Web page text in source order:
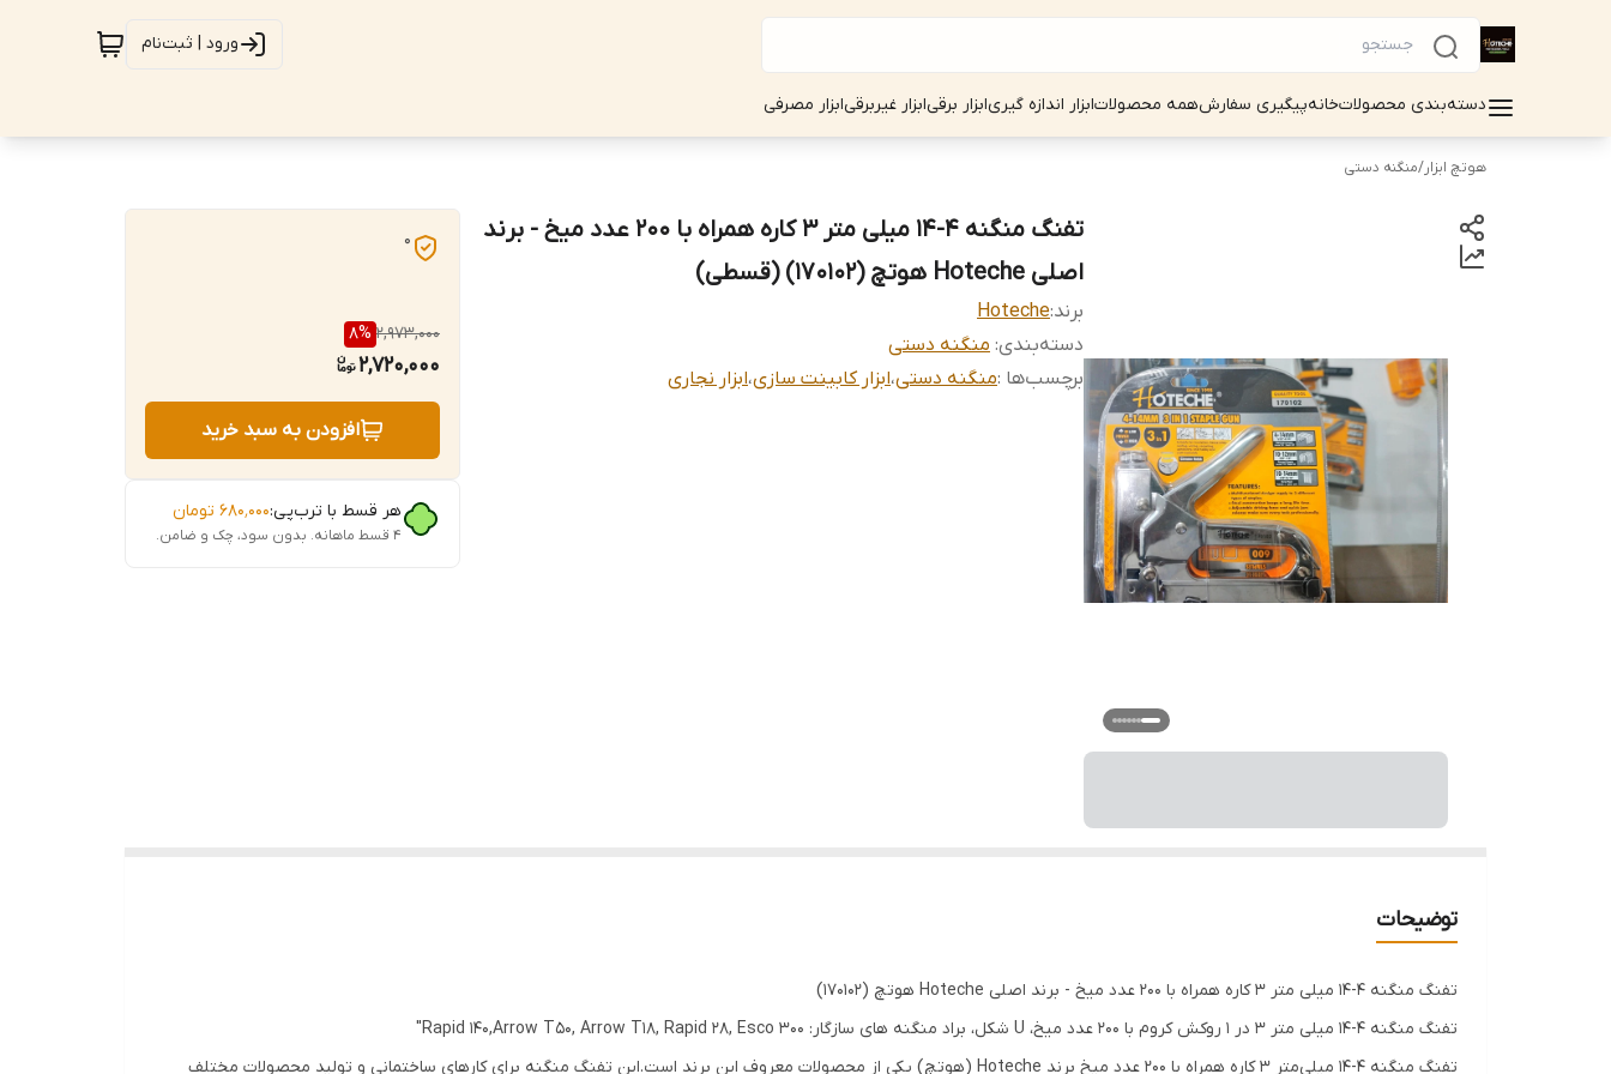
ورود | ثبت‌نام
دسته‌بندی محصولاتخانهپیگیری سفارشهمه محصولاتابزار اندازه گیریابزار برقیابزار غیربرقیابزار مصرفی
هوتچ ابزار/منگنه دستی
تفنگ منگنه 4-14 میلی متر 3 کاره همراه با 200 عدد میخ - برند
اصلی Hoteche هوتچ (170102) (قسطی)
برند:Hoteche
دسته‌بندی: منگنه دستی
برچسب‌ها :منگنه دستی،ابزار کابینت سازی،ابزار نجاری
0
2,973,000
8%
2,720,000
افزودن به سبد خرید
هر قسط با ترب‌پی:۶۸۰٬۰۰۰ تومان
۴ قسط ماهانه. بدون سود، چک و ضامن.
توضیحات
تفنگ منگنه 4-14 میلی متر 3 کاره همراه با 200 عدد میخ - برند اصلی Hoteche هوتچ (170102)
تفنگ منگنه 4-14 میلی متر 3 در 1 روکش کروم با 200 عدد میخ، U شکل، براد منگنه های سازگار: Rapid 140,Arrow T50, Arrow T18, Rapid 28, Esco 300"
تفنگ منگنه 4-14 میلی‌متر 3 کاره همراه با 200 عدد میخ برند Hoteche (هوتچ) یکی از محصولات معروف این برند است.این تفنگ منگنه برای کارهای ساختمانی و تولید محصولات مختلف